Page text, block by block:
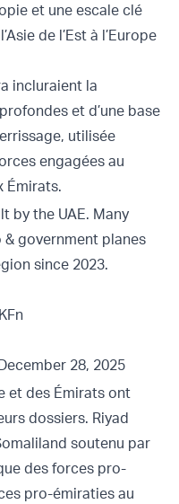
et une escale clé
de l’Est à l’Europe
incluraient la
et d’une base
utilisée
engagées au
Émirats.
by the UAE. Many
government planes
since 2023.
28, 2025
et des Émirats ont
dossiers. Riyad
soutenu par
des forces pro-
pro-émiraties au